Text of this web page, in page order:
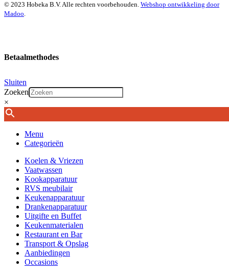
© 2023 Hobeka B.V. Alle rechten voorbehouden. Webshop ontwikkeling door
Madoo.
Betaalmethodes
Sluiten
Zoeken
×
Menu
Categorieën
Koelen & Vriezen
Vaatwassen
Kookapparatuur
RVS meubilair
Keukenapparatuur
Drankenapparatuur
Uitgifte en Buffet
Keukenmaterialen
Restaurant en Bar
Transport & Opslag
Aanbiedingen
Occasions